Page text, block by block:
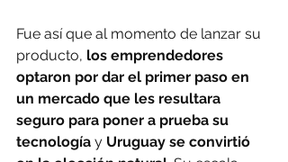
Fue así que al momento de lanzar su
producto, los emprendedores
optaron por dar el primer paso en
un mercado que les resultara
seguro para poner a prueba su
tecnología y Uruguay se convirtió